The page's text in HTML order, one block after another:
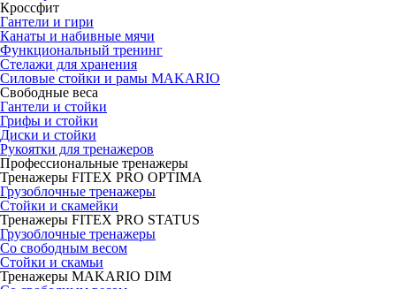
Кроссфит
Гантели и гири
Канаты и набивные мячи
Функциональный тренинг
Стелажи для хранения
Силовые стойки и рамы MAKARIO
Свободные веса
Гантели и стойки
Грифы и стойки
Диски и стойки
Рукоятки для тренажеров
Профессиональные тренажеры
Тренажеры FITEX PRO OPTIMA
Грузоблочные тренажеры
Стойки и скамейки
Тренажеры FITEX PRO STATUS
Грузоблочные тренажеры
Со свободным весом
Стойки и скамьи
Тренажеры MAKARIO DIM